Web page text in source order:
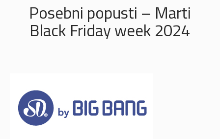
Posebni popusti – Marti
Black Friday week 2024